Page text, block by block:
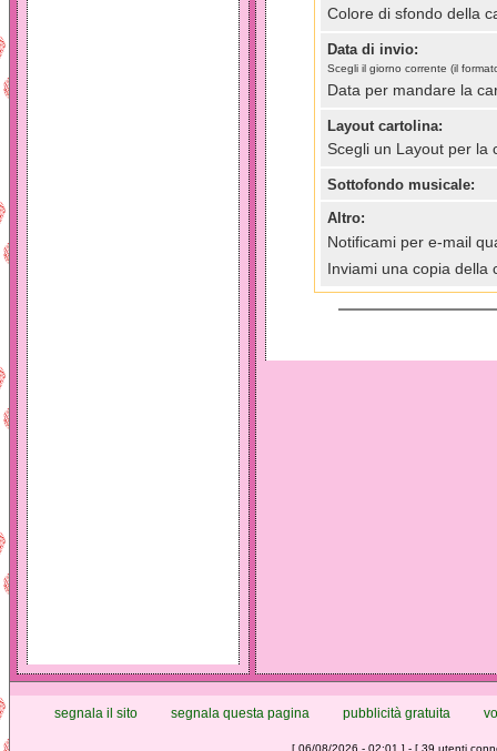
Colore di sfondo della
Data di invio:
Scegli il giorno corrente (il
Data per mandare la
Layout cartolina:
Scegli un Layout per la
Sottofondo musicale:
Altro:
Notificami per e-mail
Inviami una copia della
segnala il sito segnala questa pagina pubblicità gratuita
[ 06/08/2026 - 02:01 ] - [ 39 utenti